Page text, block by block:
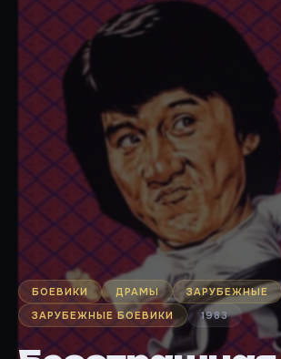
БОЕВИКИ ДРАМЫ
ЗАРУБЕЖНЫЕ
ЗАРУБЕЖНЫЕ БОЕВИКИ
1983